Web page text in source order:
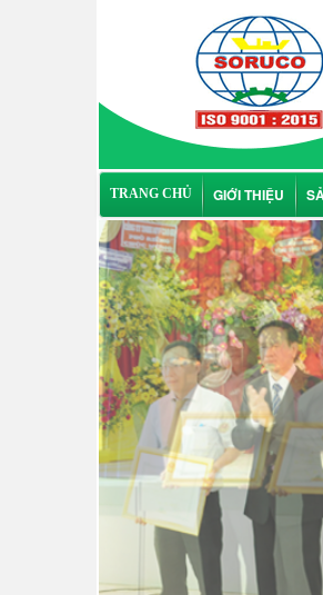
TRANG CHỦ GIỚI THIỆU